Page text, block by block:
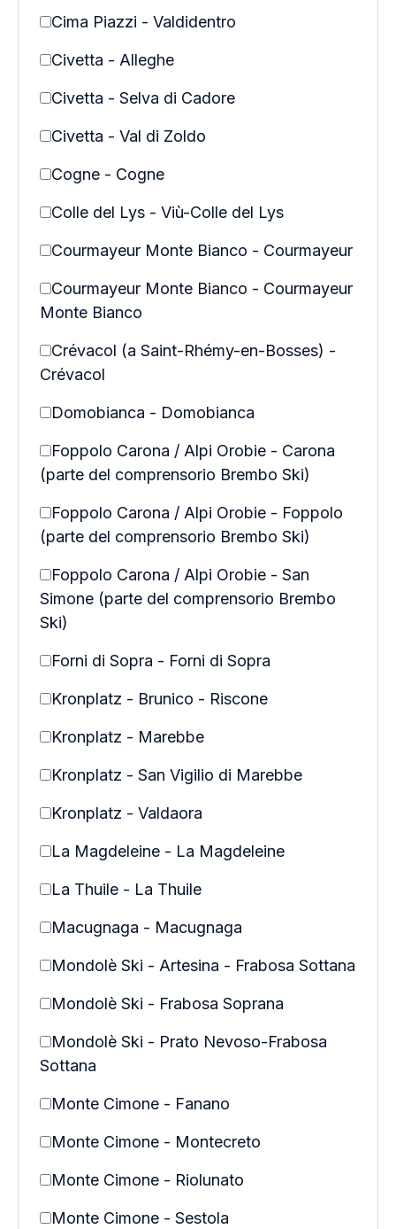
Cima Piazzi - Valdidentro
Civetta - Alleghe
Civetta - Selva di Cadore
Civetta - Val di Zoldo
Cogne - Cogne
Colle del Lys - Viù-Colle del Lys
Courmayeur Monte Bianco - Courmayeur
Courmayeur Monte Bianco - Courmayeur
Monte Bianco
Crévacol (a Saint-Rhémy-en-Bosses) -
Crévacol
Domobianca - Domobianca
Foppolo Carona / Alpi Orobie - Carona
(parte del comprensorio Brembo Ski)
Foppolo Carona / Alpi Orobie - Foppolo
(parte del comprensorio Brembo Ski)
Foppolo Carona / Alpi Orobie - San
Simone (parte del comprensorio Brembo
Ski)
Forni di Sopra - Forni di Sopra
Kronplatz - Brunico - Riscone
Kronplatz - Marebbe
Kronplatz - San Vigilio di Marebbe
Kronplatz - Valdaora
La Magdeleine - La Magdeleine
La Thuile - La Thuile
Macugnaga - Macugnaga
Mondolè Ski - Artesina - Frabosa Sottana
Mondolè Ski - Frabosa Soprana
Mondolè Ski - Prato Nevoso-Frabosa
Sottana
Monte Cimone - Fanano
Monte Cimone - Montecreto
Monte Cimone - Riolunato
Monte Cimone - Sestola